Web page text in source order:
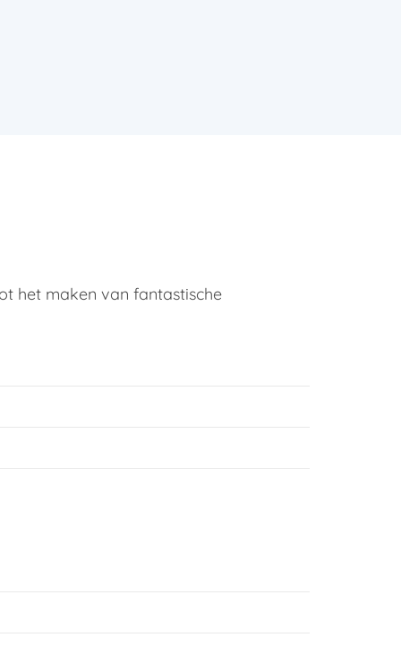
het maken van fantastische